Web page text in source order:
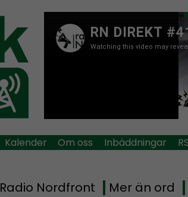
Kalender Om oss Inbäddningar
Radio Nordfront Mer än ord